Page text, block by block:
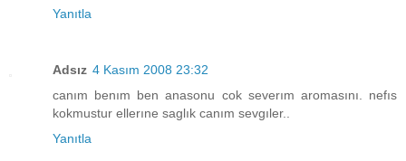
Yanıtla
Adsız 4 Kasım 2008 23:32
canım benım ben anasonu cok severım aromasını. nefıs
kokmustur ellerıne saglık canım sevgıler..
Yanıtla